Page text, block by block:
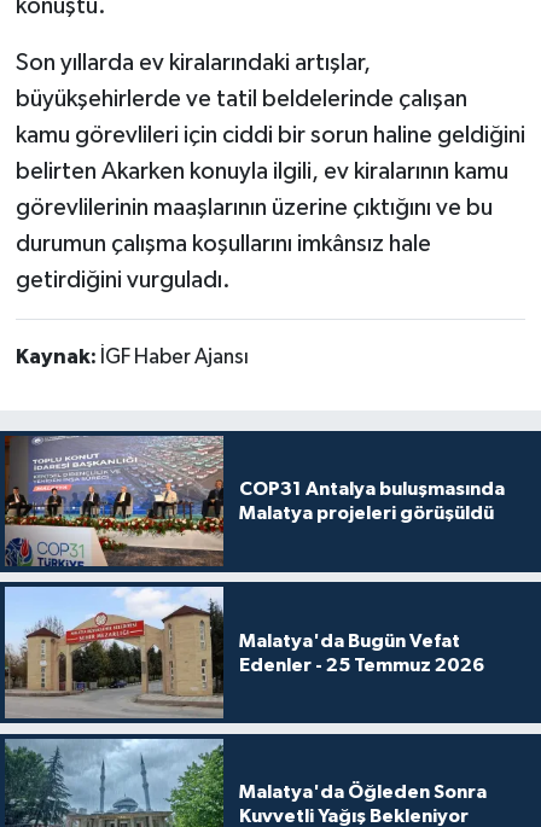
konuştu.
Son yıllarda ev kiralarındaki artışlar,
büyükşehirlerde ve tatil beldelerinde çalışan
kamu görevlileri için ciddi bir sorun haline geldiğini
belirten Akarken konuyla ilgili, ev kiralarının kamu
görevlilerinin maaşlarının üzerine çıktığını ve bu
durumun çalışma koşullarını imkânsız hale
getirdiğini vurguladı.
Kaynak: İGF Haber Ajansı
COP31 Antalya buluşmasında
Malatya projeleri görüşüldü
Malatya'da Bugün Vefat
Edenler - 25 Temmuz 2026
Malatya'da Öğleden Sonra
Kuvvetli Yağış Bekleniyor